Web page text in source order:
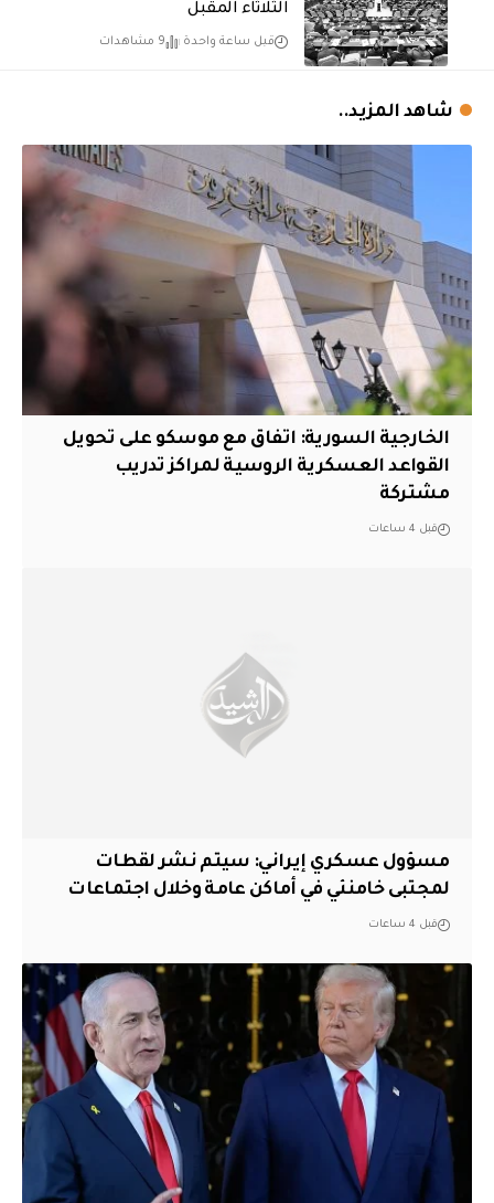
الثلاثاء المقبل
قبل ساعة واحدة 9 مشاهدات
شاهد المزيد..
الخارجية السورية: اتفاق مع موسكو على تحويل
القواعد العسكرية الروسية لمراكز تدريب
مشتركة
قبل 4 ساعات
مسؤول عسكري إيراني: سيتم نشر لقطات
لمجتبى خامنئي في أماكن عامة وخلال اجتماعات
قبل 4 ساعات